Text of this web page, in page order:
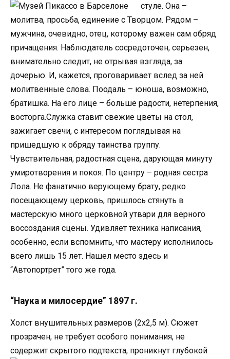
стуле. Она –
молитва, просьба, единение с Творцом. Рядом –
мужчина, очевидно, отец, которому важен сам обряд
причащения. Наблюдатель сосредоточен, серьезен,
внимательно следит, не отрывая взгляда, за
дочерью. И, кажется, проговаривает вслед за ней
молитвенные слова. Поодаль – юноша, возможно,
братишка. На его лице – больше радости, нетерпения,
восторга.Служка ставит свежие цветы на стол,
зажигает свечи, с интересом поглядывая на
пришедшую к обряду таинства группу.
Чувствительная, радостная сцена, дарующая минуту
умиротворения и покоя. По центру – родная сестра
Лола. Не фанатично верующему брату, редко
посещающему церковь, пришлось стянуть в
мастерскую много церковной утвари для верного
воссоздания сцены. Удивляет техника написания,
особенно, если вспомнить, что мастеру исполнилось
всего лишь 15 лет. Нашел место здесь и
“Автопортрет” того же года.
“Наука и милосердие” 1897 г.
Холст внушительных размеров (2х2,5 м). Сюжет
прозрачен, не требует особого понимания, не
содержит скрытого подтекста, проникнут глубокой